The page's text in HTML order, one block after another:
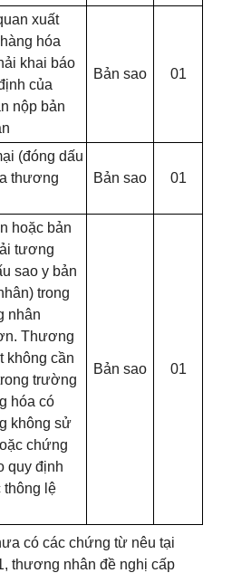
xuất
hóa
khai báo
của
nộp bản
Bản sao 01
(đóng dấu
thương
Bản sao 01
hoặc bản
tương
sao y bản
trong
nhân
Thương
không cần
trường
hóa có
không sử
chứng
quy định
thông lệ
Bản sao 01
có các chứng từ nêu tại
thương nhân đề nghị cấp